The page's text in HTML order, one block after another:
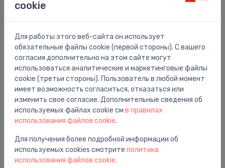
Аксессуары для поворотных клапанов
⬤ Vītņu pārejas 11/4", Heimeier (1 gab.)
cookie
Для работы этого веб-сайта он использует
обязательные файлы cookie (первой стороны). С вашего
согласия дополнительно на этом сайте могут
использоваться аналитические и маркетинговые файлы
cookie (третьи стороны). Пользователь в любой момент
имеет возможность согласиться, отказаться или
изменить свое согласие. Дополнительные сведения об
используемых файлах cookie см в правилах
использования файлов cookie.
Для получения более подробной информации об
используемых cookies смотрите политика
использования файлов cookie.